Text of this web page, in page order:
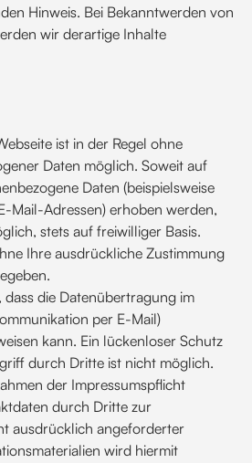
Hinweis. Bei Bekanntwerden von
wir derartige Inhalte
ist in der Regel ohne
Daten möglich. Soweit auf
Daten (beispielsweise
Mail-Adressen) erhoben werden,
stets auf freiwilliger Basis.
Ihre ausdrückliche Zustimmung
die Datenübertragung im
per E-Mail)
kann. Ein lückenloser Schutz
durch Dritte ist nicht möglich.
der Impressumspflicht
durch Dritte zur
ausdrücklich angeforderter
wird hiermit